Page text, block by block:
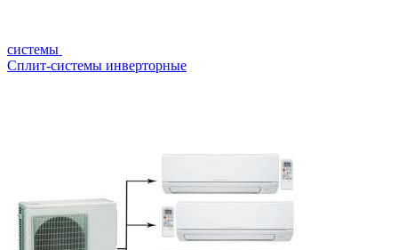
системы
Сплит-системы инверторные